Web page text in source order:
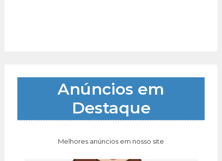
Anúncios em
Destaque
Melhores anúncios em nosso site